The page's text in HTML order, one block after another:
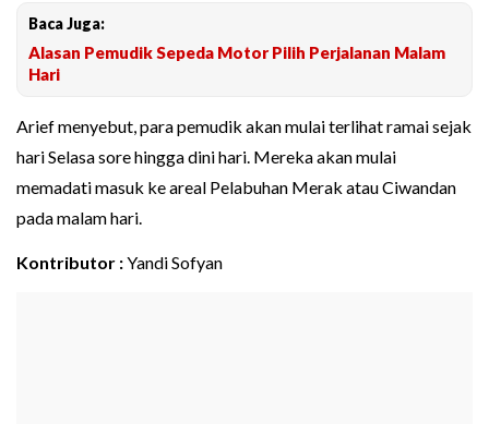
Baca Juga:
Alasan Pemudik Sepeda Motor Pilih Perjalanan Malam
Hari
Arief menyebut, para pemudik akan mulai terlihat ramai sejak
hari Selasa sore hingga dini hari. Mereka akan mulai
memadati masuk ke areal Pelabuhan Merak atau Ciwandan
pada malam hari.
Kontributor :Yandi Sofyan